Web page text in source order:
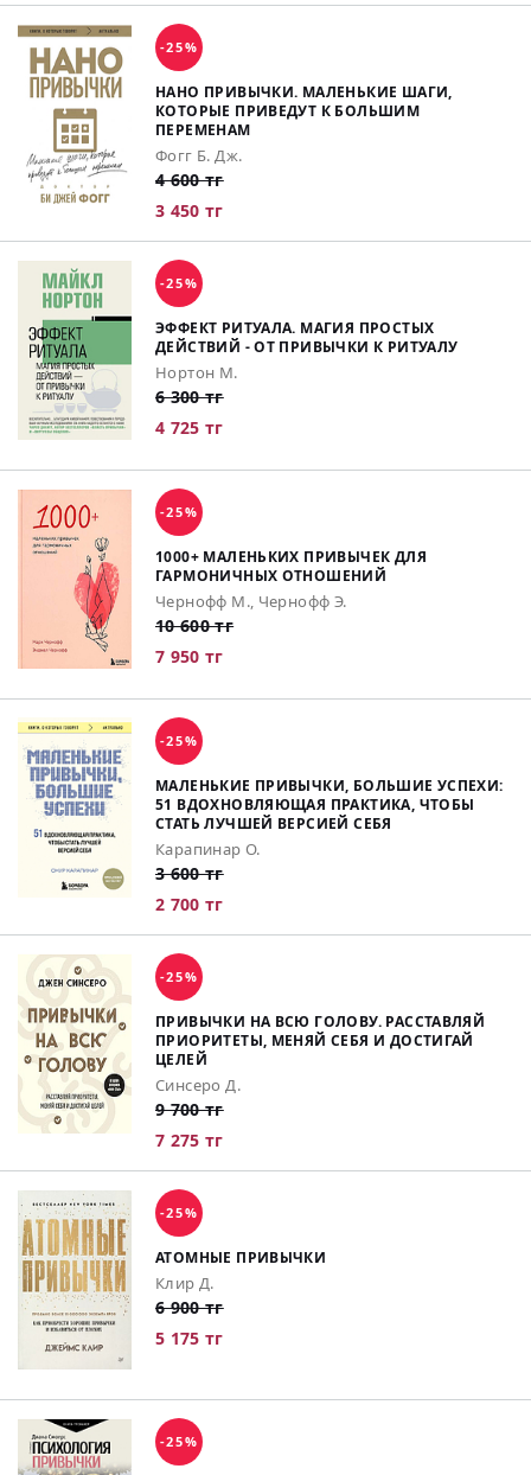
-25%
НАНО ПРИВЫЧКИ. МАЛЕНЬКИЕ ШАГИ,
КОТОРЫЕ ПРИВЕДУТ К БОЛЬШИМ
ПЕРЕМЕНАМ
Фогг Б. Дж.
4 600 тг
3 450 тг
-25%
ЭФФЕКТ РИТУАЛА. МАГИЯ ПРОСТЫХ
ДЕЙСТВИЙ - ОТ ПРИВЫЧКИ К РИТУАЛУ
Нортон М.
6 300 тг
4 725 тг
-25%
1000+ МАЛЕНЬКИХ ПРИВЫЧЕК ДЛЯ
ГАРМОНИЧНЫХ ОТНОШЕНИЙ
Чернофф М., Чернофф Э.
10 600 тг
7 950 тг
-25%
МАЛЕНЬКИЕ ПРИВЫЧКИ, БОЛЬШИЕ УСПЕХИ:
51 ВДОХНОВЛЯЮЩАЯ ПРАКТИКА, ЧТОБЫ
СТАТЬ ЛУЧШЕЙ ВЕРСИЕЙ СЕБЯ
Карапинар О.
3 600 тг
2 700 тг
-25%
ПРИВЫЧКИ НА ВСЮ ГОЛОВУ. РАССТАВЛЯЙ
ПРИОРИТЕТЫ, МЕНЯЙ СЕБЯ И ДОСТИГАЙ
ЦЕЛЕЙ
Синсеро Д.
9 700 тг
7 275 тг
-25%
АТОМНЫЕ ПРИВЫЧКИ
Клир Д.
6 900 тг
5 175 тг
-25%